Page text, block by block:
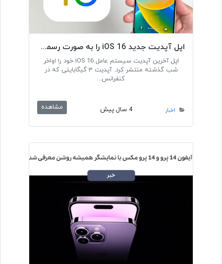
اپل آپدیت جدید iOS 16 را به صورت رسمی عرضه کرد
اپل آخرین آپدیت سیستم عامل iOS 16 خود را اواخر
شب گذشته منتشر کرد. آپدیت ۳ گیگابایتی که در
کنفرانس...
اخبار 4 سال پیش مشاهده